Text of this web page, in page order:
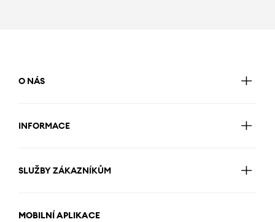
O NÁS
INFORMACE
SLUŽBY ZÁKAZNÍKŮM
MOBILNÍ APLIKACE